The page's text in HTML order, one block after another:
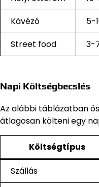
Kávézó
5-
Street food
3-
Napi Költségbecslés
Az alábbi táblázatban
átlagosan költeni egy
Költségtípus
Szállás